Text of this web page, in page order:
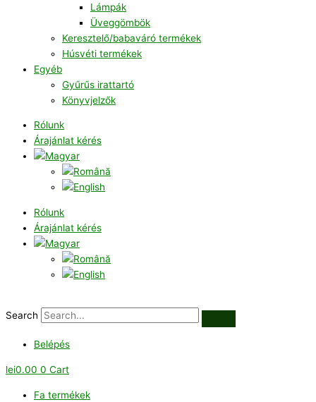
Lámpák
Üveggömbök
Keresztelő/babaváró termékek
Húsvéti termékek
Egyéb
Gyűrűs irattartó
Könyvjelzők
Rólunk
Árajánlat kérés
Rólunk
Árajánlat kérés
Search
Belépés
lei0.00 0 Cart
Fa termékek